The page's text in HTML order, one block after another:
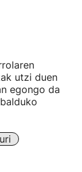
utzi duen
egongo da